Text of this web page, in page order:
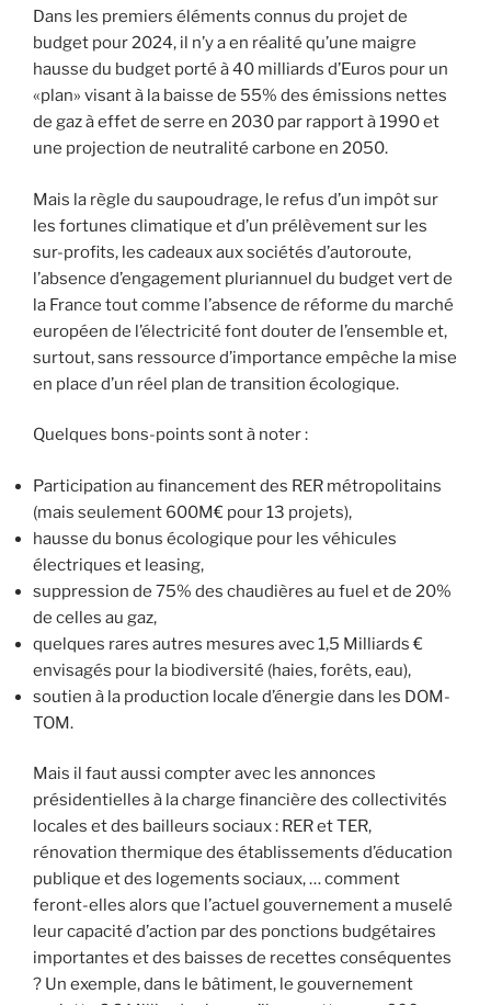
Dans les premiers éléments connus du projet de
budget pour 2024, il n’y a en réalité qu’une maigre
hausse du budget porté à 40 milliards d’Euros pour un
«plan» visant à la baisse de 55% des émissions nettes
de gaz à effet de serre en 2030 par rapport à 1990 et
une projection de neutralité carbone en 2050.
Mais la règle du saupoudrage, le refus d’un impôt sur
les fortunes climatique et d’un prélèvement sur les
sur-profits, les cadeaux aux sociétés d’autoroute,
l’absence d’engagement pluriannuel du budget vert de
la France tout comme l’absence de réforme du marché
européen de l’électricité font douter de l’ensemble et,
surtout, sans ressource d’importance empêche la mise
en place d’un réel plan de transition écologique.
Quelques bons-points sont à noter :
Participation au financement des RER métropolitains
(mais seulement 600M€ pour 13 projets),
hausse du bonus écologique pour les véhicules
électriques et leasing,
suppression de 75% des chaudières au fuel et de 20%
de celles au gaz,
quelques rares autres mesures avec 1,5 Milliards €
envisagés pour la biodiversité (haies, forêts, eau),
soutien à la production locale d’énergie dans les DOM-
TOM.
Mais il faut aussi compter avec les annonces
présidentielles à la charge financière des collectivités
locales et des bailleurs sociaux : RER et TER,
rénovation thermique des établissements d’éducation
publique et des logements sociaux, … comment
feront-elles alors que l’actuel gouvernement a muselé
leur capacité d’action par des ponctions budgétaires
importantes et des baisses de recettes conséquentes
? Un exemple, dans le bâtiment, le gouvernement